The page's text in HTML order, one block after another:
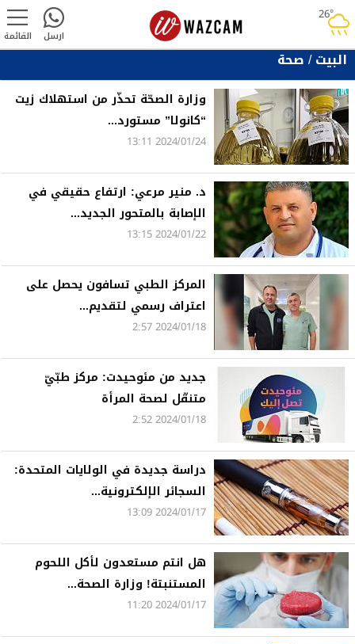
26°rainy القائمة ارسل
البيت/صحة
وزارة الصحّة تحذّر من استهلاك زيت
“كانولا” مستورد...
2024/01/24 13:11
د. منير مرعي: ارتفاع حقيقي في
الإصابة بالمتحور الجديد...
2024/01/22 13:15
المركز الطبي تسافون يحصل على
اعتراف رسمي لتقديم...
2024/01/18 2:57
جديد من مئوحيدت: مركز طبّيّ
متنقّل لصحة المرأة
2024/01/18 2:52
دراسة جديدة في الولايات المتحدة:
السجائر الإلكترونية...
2024/01/17 13:09
هل انتم مستعدون لأكل اللحوم
المستنبتة! وزارة الصحة...
2024/01/17 11:20